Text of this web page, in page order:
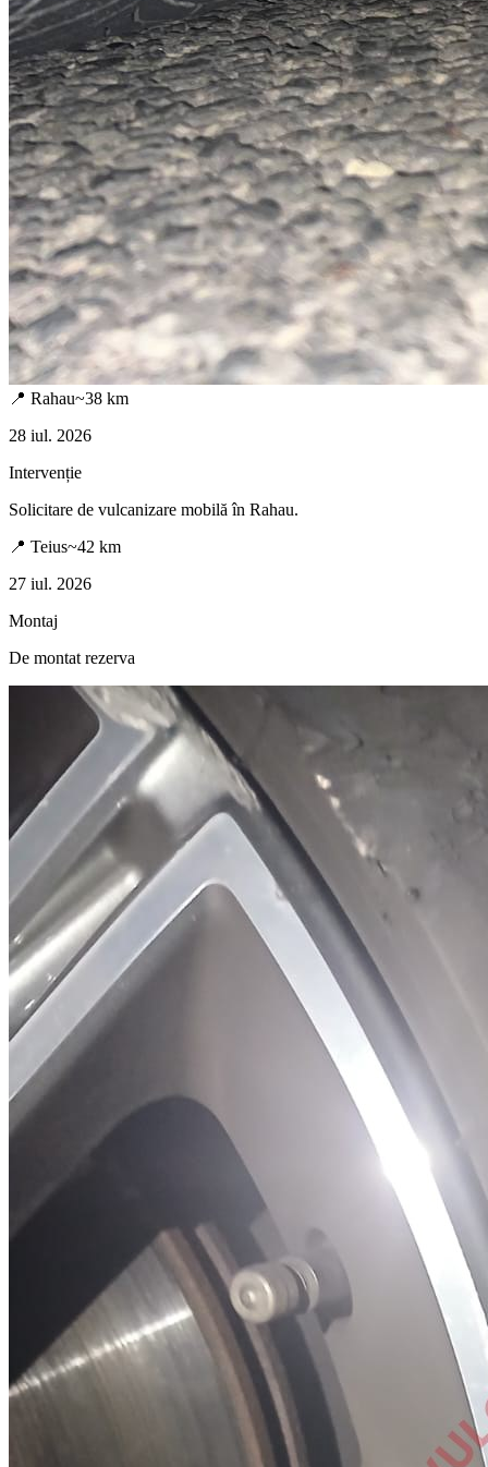
📍 Rahau~38 km
28 iul. 2026
Intervenție
Solicitare de vulcanizare mobilă în Rahau.
📍 Teius~42 km
27 iul. 2026
Montaj
De montat rezerva